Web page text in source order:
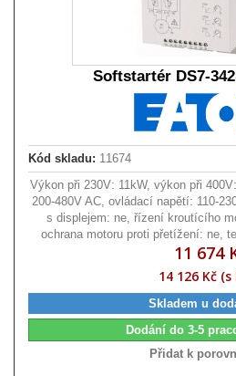
Softstartér DS7-
Kód skladu: 11674
Výkon při 230V: 11kW, výkon při
200-480V AC, ovládací napětí: 110-
s displejem: ne, řízení kroutícího
ochrana motoru proti přetížení: ne,
11 674
14 126 Kč (s
Skladem u
Dodání do 3-5
Přidat k